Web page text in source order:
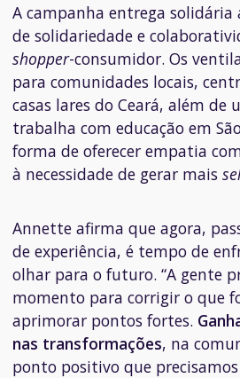
A campanha entrega solidária
de solidariedade e
shopper-consumidor. Os
para comunidades locais,
casas lares do Ceará, além
trabalha com educação em
forma de oferecer empatia
à necessidade de gerar mais
Annette afirma que agora,
de experiência, é tempo de
olhar para o futuro. “A gente
momento para corrigir o que
aprimorar pontos fortes.
nas transformações, na
ponto positivo que